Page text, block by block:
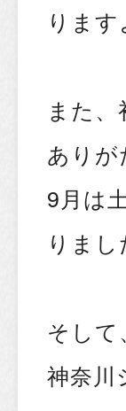
りま
また
あり
9月は
りまし
そし
神奈川